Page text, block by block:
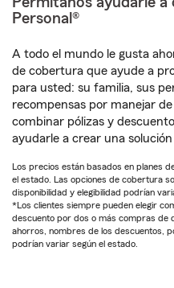
Personal®
A todo el mundo le gusta
de cobertura que ayude a
para usted: su familia, sus
recompensas por manejar
combinar pólizas y
ayudarle a crear una
Los precios están basados en planes
el estado. Las opciones de cobertura
disponibilidad y elegibilidad podrían
*Los clientes siempre pueden elegir
descuento por dos o más compras de
ahorros, nombres de los descuentos,
podrían variar según el estado.